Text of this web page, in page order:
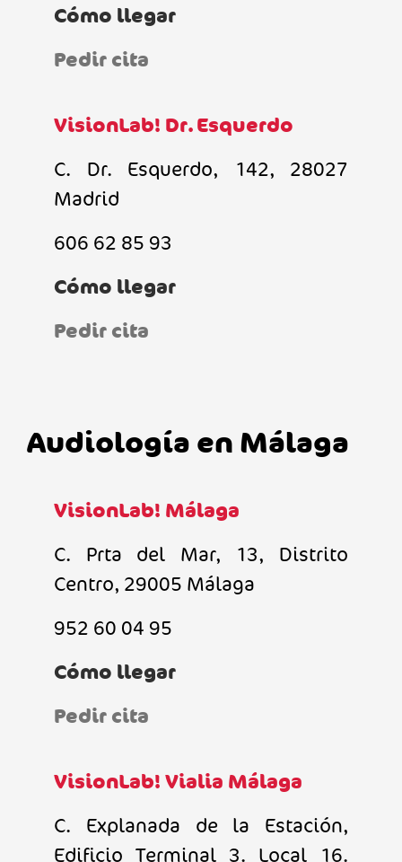
Cómo llegar
Pedir cita
VisionLab! Dr. Esquerdo
C. Dr. Esquerdo, 142, 28027
Madrid
606 62 85 93
Cómo llegar
Pedir cita
Audiología en Málaga
VisionLab! Málaga
C. Prta del Mar, 13, Distrito
Centro, 29005 Málaga
952 60 04 95
Cómo llegar
Pedir cita
VisionLab! Vialia Málaga
C. Explanada de la Estación,
Edificio Terminal 3. Local 16.